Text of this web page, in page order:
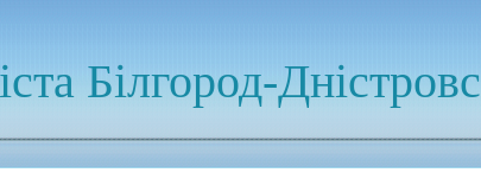
Білгород-